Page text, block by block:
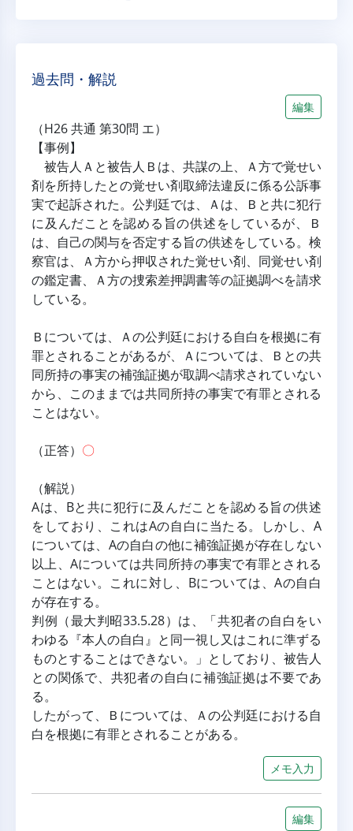
過去問・解説
編集
（H26 共通 第30問 エ）
【事例】
被告人Ａと被告人Ｂは、共謀の上、Ａ方で覚せい
剤を所持したとの覚せい剤取締法違反に係る公訴事
実で起訴された。公判廷では、Ａは、Ｂと共に犯行
に及んだことを認める旨の供述をしているが、Ｂ
は、自己の関与を否定する旨の供述をしている。検
察官は、Ａ方から押収された覚せい剤、同覚せい剤
の鑑定書、Ａ方の捜索差押調書等の証拠調べを請求
している。
Ｂについては、Ａの公判廷における自白を根拠に有
罪とされることがあるが、Ａについては、Ｂとの共
同所持の事実の補強証拠が取調べ請求されていない
から、このままでは共同所持の事実で有罪とされる
ことはない。
（正答） 〇
（解説）
Aは、Bと共に犯行に及んだことを認める旨の供述
をしており、これはAの自白に当たる。しかし、A
については、Aの自白の他に補強証拠が存在しない
以上、Aについては共同所持の事実で有罪とされる
ことはない。これに対し、Bについては、Aの自白
が存在する。
判例（最大判昭33.5.28）は、「共犯者の自白をい
わゆる『本人の自白』と同一視し又はこれに準ずる
ものとすることはできない。」としており、被告人
との関係で、共犯者の自白に補強証拠は不要であ
る。
したがって、Ｂについては、Ａの公判廷における自
白を根拠に有罪とされることがある。
メモ入力
編集